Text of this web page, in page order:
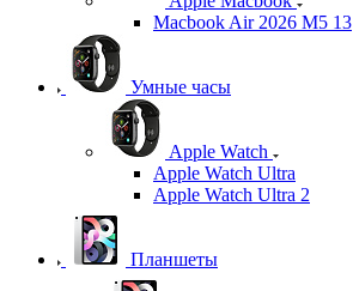
Macbook Air 2026 M5 13
Умные часы
Apple Watch
Apple Watch Ultra
Apple Watch Ultra 2
Планшеты